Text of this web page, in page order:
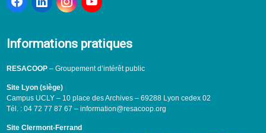
Informations pratiques
RESACOOP– Groupement d’intérêt public
Site Lyon (siège)
Campus UCLY – 10 place des Archives – 69288 Lyon cedex 02
Tél. : 04 72 77 87 67 – information@resacoop.org
Site Clermont-Ferrand